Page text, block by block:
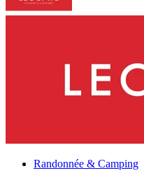
Randonnée & Camping